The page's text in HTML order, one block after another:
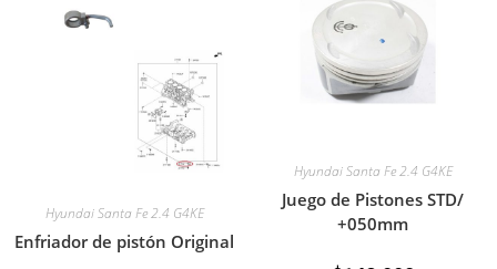
Hyundai Santa Fe 2.4 G4KE
Enfriador de pistón Original
Hyundai Santa Fe 2.4 G4KE
Juego de Pistones STD/
+050mm